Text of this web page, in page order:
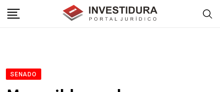
SENADO